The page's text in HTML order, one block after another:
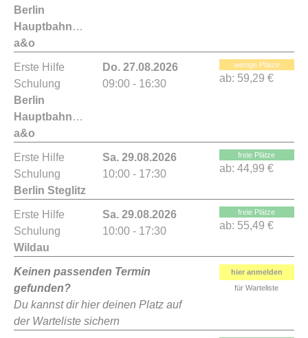
Berlin
Hauptbahnhof
a&o
Erste Hilfe
Schulung
Berlin
Hauptbahnhof
a&o
Do. 27.08.2026
09:00 - 16:30
wenige Plätze
ab: 59,29 €
Erste Hilfe
Schulung
Berlin Steglitz
Sa. 29.08.2026
10:00 - 17:30
freie Plätze
ab: 44,99 €
Erste Hilfe
Schulung
Wildau
Sa. 29.08.2026
10:00 - 17:30
freie Plätze
ab: 55,49 €
Keinen passenden Termin
gefunden?
Du kannst dir hier deinen Platz auf
der Warteliste sichern
hier anmelden
für Warteliste